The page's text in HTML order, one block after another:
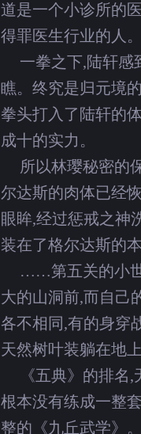
道是一个小诊所的
得罪医生行业的人
一拳之下,陆轩感
瞧。终究是归元境
拳头打入了陆轩的
成十的实力。
所以林璎秘密的
尔达斯的肉体已经
眼眸,经过惩戒之神
装在了格尔达斯的
……第五关的小
大的山洞前,而自己
各不相同,有的身穿
天然树叶装躺在地
《五典》的排
根本没有练成一整
整的《九丘武学》